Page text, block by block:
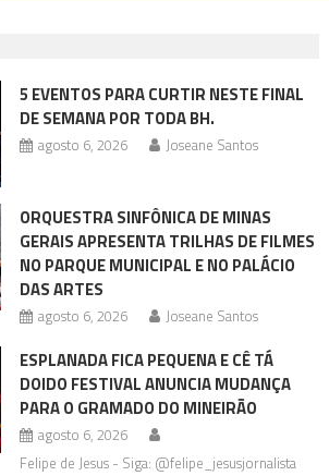
5 EVENTOS PARA CURTIR NESTE FINAL
DE SEMANA POR TODA BH.
agosto 6, 2026 Joseane Santos
ORQUESTRA SINFÔNICA DE MINAS
GERAIS APRESENTA TRILHAS DE FILMES
NO PARQUE MUNICIPAL E NO PALÁCIO
DAS ARTES
agosto 6, 2026 Joseane Santos
ESPLANADA FICA PEQUENA E CÊ TÁ
DOIDO FESTIVAL ANUNCIA MUDANÇA
PARA O GRAMADO DO MINEIRÃO
agosto 6, 2026
Felipe de Jesus - Siga: @felipe_jesusjornalista